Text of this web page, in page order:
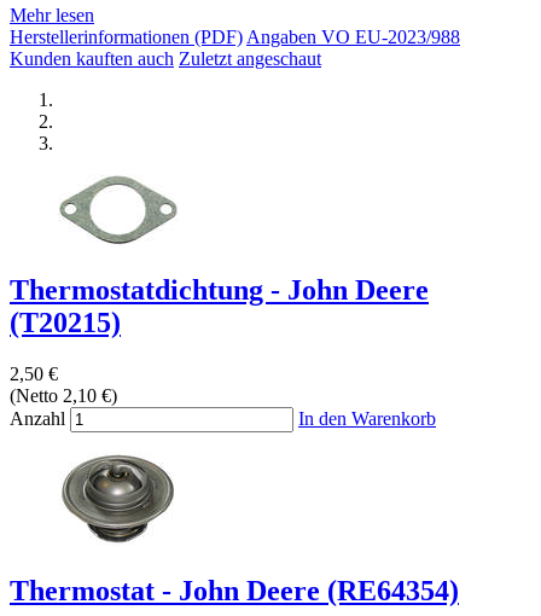
Mehr lesen
Herstellerinformationen (PDF)Angaben VO EU-2023/988
Kunden kauften auch Zuletzt angeschaut
Thermostatdichtung - John Deere
(T20215)
2,50 €
(Netto 2,10 €)
Anzahl
In den Warenkorb
Thermostat - John Deere (RE64354)